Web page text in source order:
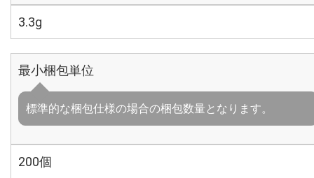
3.3g
最小梱包単位
標準的な梱包仕様の場合の梱包数量となります。
200個